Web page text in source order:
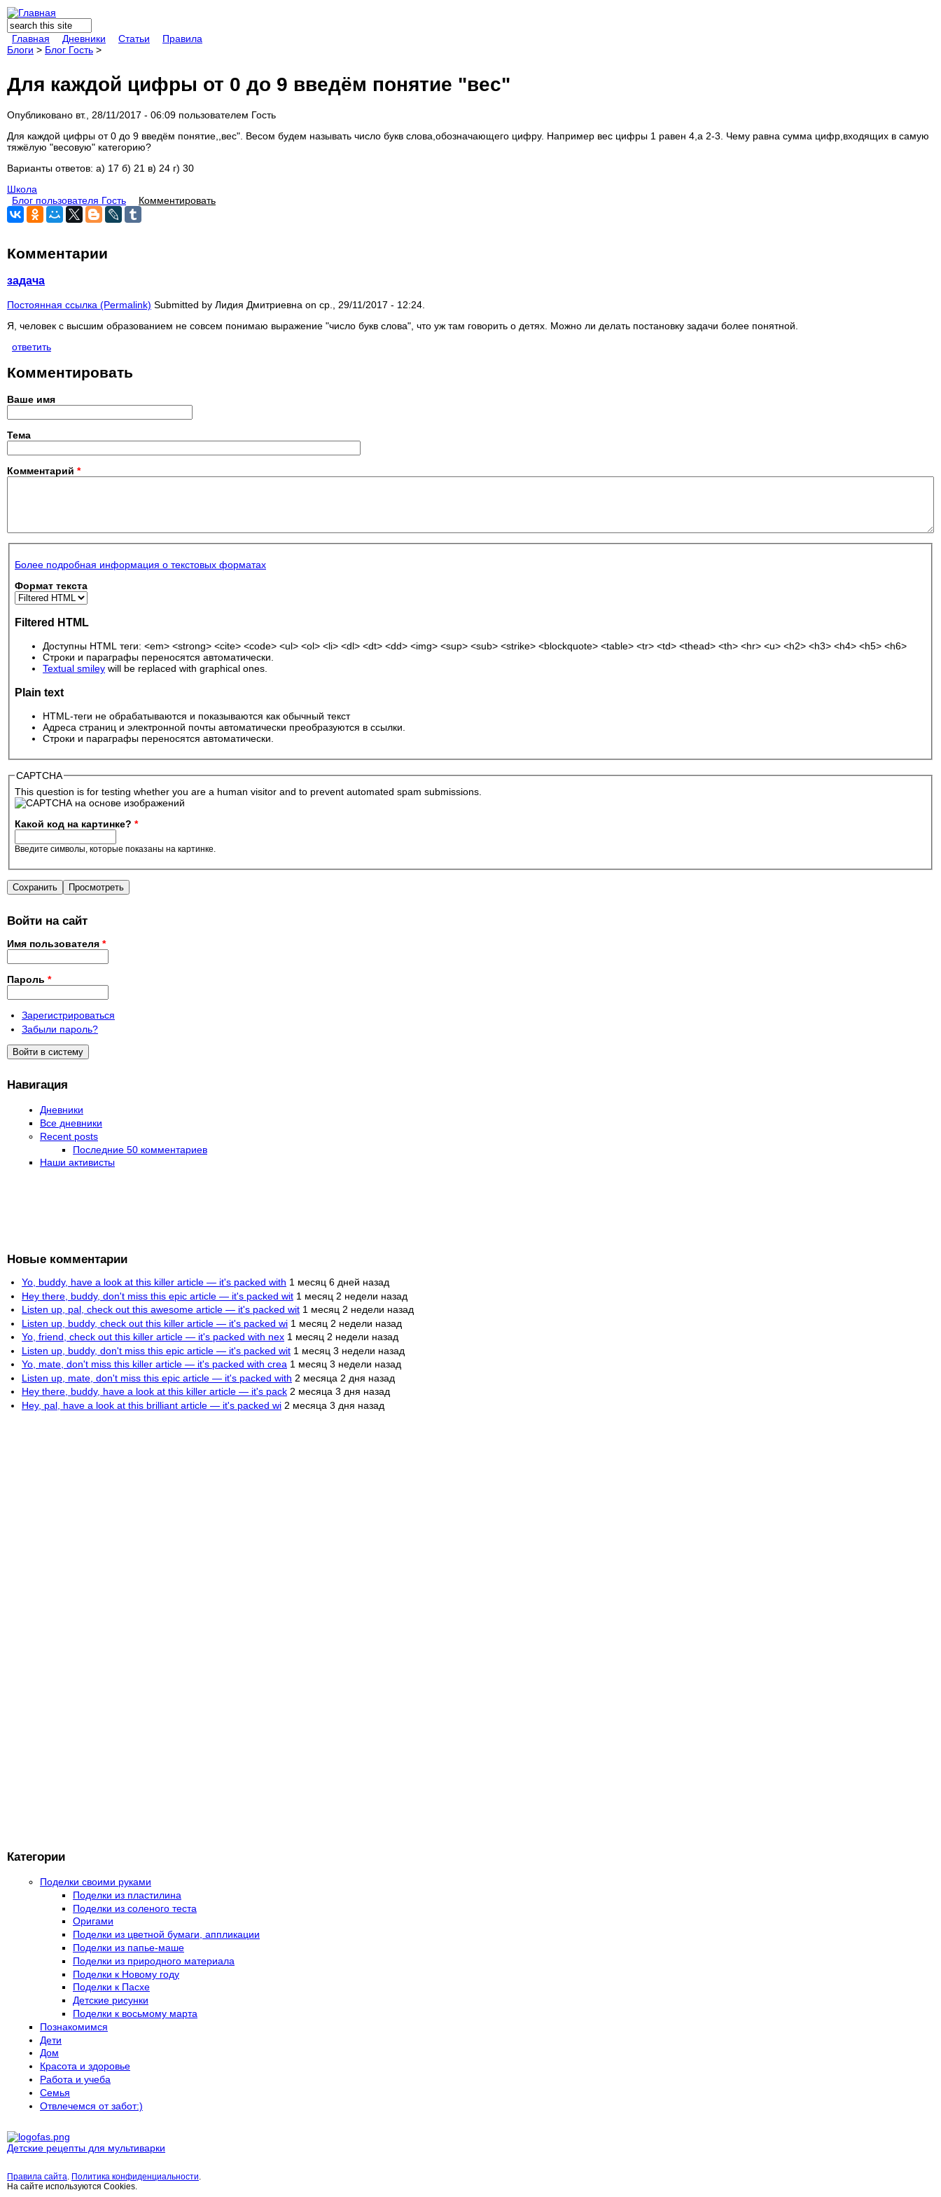
Форма поиска
Поиск
Главная
Дневники Статьи
Правила
Блоги > Блог Гость >
Для каждой цифры от 0 до 9 введём понятие "вес"
Опубликовано вт., 28/11/2017 - 06:09 пользователем Гость
Для каждой цифры от 0 до 9 введём понятие,,вес". Весом будем называть число букв слова,обозначающего цифру. Например вес цифры 1 равен 4,а 2-3. Чему равна сумма цифр,входящих в самую
тяжёлую "весовую" категорию?
Варианты ответов: а) 17 б) 21 в) 24 г) 30
Школа
Блог пользователя Гость
Комментировать
Комментарии
задача
Постоянная ссылка (Permalink) Submitted by Лидия Дмитриевна on ср., 29/11/2017 - 12:24.
Я, человек с высшим образованием не совсем понимаю выражение "число букв слова", что уж там говорить о детях. Можно ли делать постановку задачи более понятной.
ответить
Комментировать
Ваше имя
Тема
Комментарий *
Более подробная информация о текстовых форматах
Формат текста
Filtered HTML
Доступны HTML теги: <em> <strong> <cite> <code> <ul> <ol> <li> <dl> <dt> <dd> <img> <sup> <sub> <strike> <blockquote> <table> <tr> <td> <thead> <th> <hr> <u> <h2> <h3> <h4> <h5> <h6>
Строки и параграфы переносятся автоматически.
Textual smiley will be replaced with graphical ones.
Plain text
HTML-теги не обрабатываются и показываются как обычный текст
Адреса страниц и электронной почты автоматически преобразуются в ссылки.
Строки и параграфы переносятся автоматически.
CAPTCHA
This question is for testing whether you are a human visitor and to prevent automated spam submissions.
Какой код на картинке? *
Введите символы, которые показаны на картинке.
Войти на сайт
Имя пользователя *
Пароль *
Зарегистрироваться
Забыли пароль?
Навигация
Дневники
Все дневники
Recent posts
Последние 50 комментариев
Наши активисты
Новые комментарии
Yo, buddy, have a look at this killer article — it's packed with 1 месяц 6 дней назад
Hey there, buddy, don't miss this epic article — it's packed wit 1 месяц 2 недели назад
Listen up, pal, check out this awesome article — it's packed wit 1 месяц 2 недели назад
Listen up, buddy, check out this killer article — it's packed wi 1 месяц 2 недели назад
Yo, friend, check out this killer article — it's packed with nex 1 месяц 2 недели назад
Listen up, buddy, don't miss this epic article — it's packed wit 1 месяц 3 недели назад
Yo, mate, don't miss this killer article — it's packed with crea 1 месяц 3 недели назад
Listen up, mate, don't miss this epic article — it's packed with 2 месяца 2 дня назад
Hey there, buddy, have a look at this killer article — it's pack 2 месяца 3 дня назад
Hey, pal, have a look at this brilliant article — it's packed wi 2 месяца 3 дня назад
Категории
Поделки своими руками
Поделки из пластилина
Поделки из соленого теста
Оригами
Поделки из цветной бумаги, аппликации
Поделки из папье-маше
Поделки из природного материала
Поделки к Новому году
Поделки к Пасхе
Детские рисунки
Поделки к восьмому марта
Познакомимся
Дети
Дом
Красота и здоровье
Работа и учеба
Семья
Отвлечемся от забот:)
Детские рецепты для мультиварки
Правила сайта Политика конфиденциальности
На сайте используются Cookies.